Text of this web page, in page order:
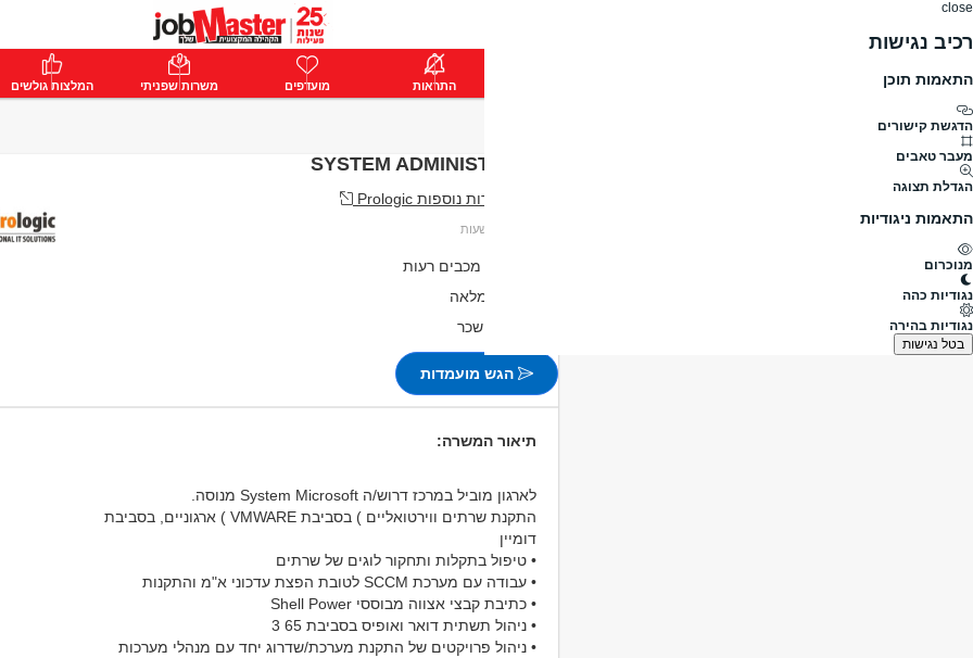
close
רכיב נגישות
התאמות תוכן
הדגשת קישורים
מעבר טאבים
הגדלת תצוגה
התאמות ניגודיות
מנוכרום
נגודיות כהה
נגודיות בהירה
בטל נגישות
פרימיום התחבר התראות מועדפים משרות שפניתי המלצות גולשים
SYSTEM ADMINISTRATOR
מעבר למשרות נוספות Prologic
מודיעין מכבים רעות
משרה מלאה
לא צוין שכר
הגש מועמדות
תיאור המשרה:
לארגון מוביל במרכז דרוש/ה System Microsoft מנוסה.
התקנת שרתים ווירטואליים ) בסביבת VMWARE ) ארגוניים, בסביבת
דומיין
• טיפול בתקלות ותחקור לוגים של שרתים
• עבודה עם מערכת SCCM לטובת הפצת עדכוני א"מ והתקנות
• כתיבת קבצי אצווה מבוססי Shell Power
• ניהול תשתית דואר ואופיס בסביבת 65 3
• ניהול פרויקטים של התקנת מערכת/שדרוג יחד עם מנהלי מערכות